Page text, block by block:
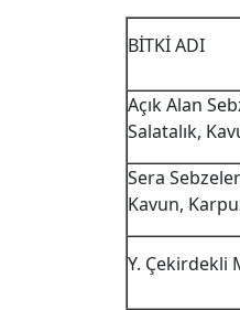
BİTKİ ADI
Açık Alan
Salatalık,
Sera
Kavun,
Y. Çekirdekli